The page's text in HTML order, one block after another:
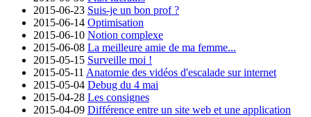
2015-06-23 Suis-je un bon prof ?
2015-06-14 Optimisation
2015-06-10 Notion complexe
2015-06-08 La meilleure amie de ma femme...
2015-05-15 Surveille moi !
2015-05-11 Anatomie des vidéos d'escalade sur internet
2015-05-04 Debug du 4 mai
2015-04-28 Les consignes
2015-04-09 Différence entre un site web et une application